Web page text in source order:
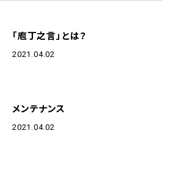
「庖丁之言」とは？
2021.04.02
メンテナンス
2021.04.02